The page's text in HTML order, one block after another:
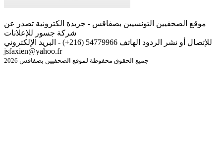
موقع الصحفيين التونسيين بصفاقس - جريدة الكترونية تصدر عن
شركة جسور للإعلانات
للإتصال أو نشر الردود الهاتف 54779966 (216+) - البريد الإلكتروني
jsfaxien@yahoo.fr
جميع الحقوق محفوظة لموقع الصحفيين بصفاقس 2026